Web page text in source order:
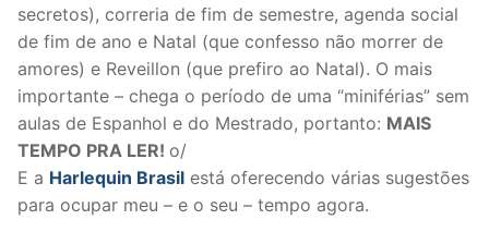
secretos), correria de fim de semestre, agenda social
de fim de ano e Natal (que confesso não morrer de
amores) e Reveillon (que prefiro ao Natal). O mais
importante – chega o período de uma “miniférias” sem
aulas de Espanhol e do Mestrado, portanto: MAIS
TEMPO PRA LER! o/
E a Harlequin Brasil está oferecendo várias sugestões
para ocupar meu – e o seu – tempo agora.